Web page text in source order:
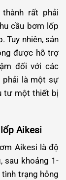
rất phải
cầu bơm lốp
Tuy nhiên, sản
được hỗ trợ
đối với các
phải là một sự
tư một thiết bị
Aikesi
Aikesi là độ
sau khoảng 1-
trạng hỏng